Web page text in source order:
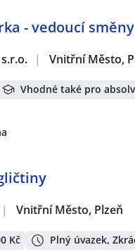
- vedoucí směny
| Vnitřní Město,
Vhodné také pro
| Vnitřní Město, Plzeň
Kč Plný úvazek,